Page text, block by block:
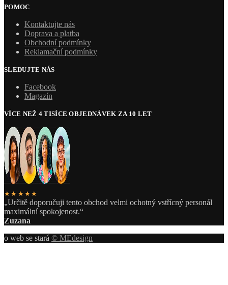
POMOC
Kontaktujte nás
Doprava a platba
Obchodní podmínky
Reklamační podmínky
SLEDUJTE NÁS
Facebook
Magazín
VÍCE NEŽ 4 TISÍCE OBJEDNÁVEK ZA 10 LET
★★★★★
„Určitě doporučuji tento obchod velmi ochotný vstřícný personál
maximální spokojenost.“
Zuzana
o web se stará © MEdesign